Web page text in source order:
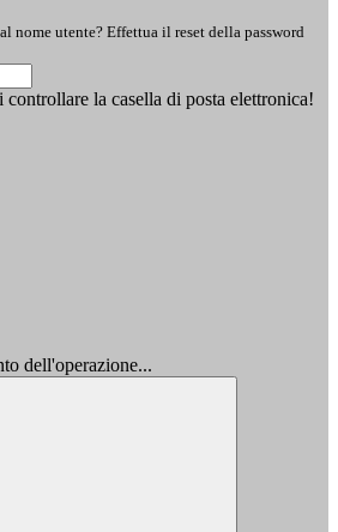
nome utente? Effettua il reset della password
la casella di posta elettronica!
dell'operazione...